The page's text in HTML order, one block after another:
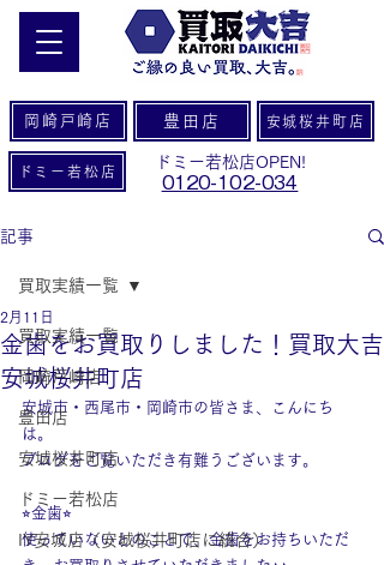
岡崎戸崎店 豊田店 安城桜井町店
ドミー若松店
ドミー若松店OPEN!
0120-102-034
記事
買取実績一覧
岡崎戸崎店
豊田店
安城桜井町店
ドミー若松店
IY安城店（安城桜井町店に統合）
買取実績一覧
金歯をお買取りしました！買取大吉
安城桜井町店
2月11日
安城市・西尾市・岡崎市の皆さま、こんにち
は。
ブログをご覧いただき有難うございます。
⭐︎金歯⭐︎
使っていないとのことで、金歯をお持ちいただ